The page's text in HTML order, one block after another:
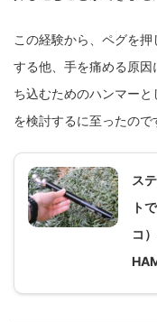
この経験から、ペグを
する他、手を痛める原
ち込むためのハンマー
を検討するに至ったので
ス
ト
コ